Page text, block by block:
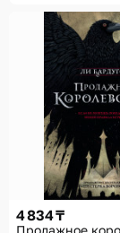
4 834 ₸
Продажное